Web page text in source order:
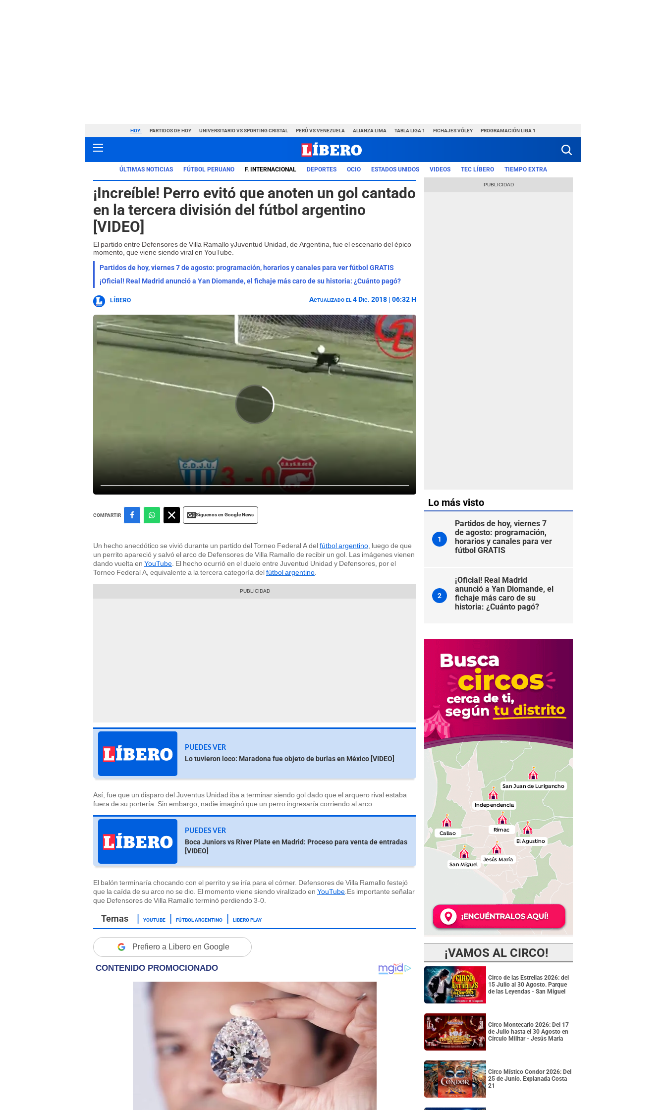
HOY: PARTIDOS DE HOY UNIVERSITARIO VS SPORTING CRISTAL PERÚ VS VENEZUELA ALIANZA LIMA TABLA LIGA 1 FICHAJES VÓLEY PROGRAMACIÓN LIGA 1
ÚLTIMAS NOTICIAS FÚTBOL PERUANO F. INTERNACIONAL DEPORTES OCIO ESTADOS UNIDOS VIDEOS TEC LÍBERO TIEMPO EXTRA
¡Increíble! Perro evitó que anoten un gol cantado
en la tercera división del fútbol argentino
[VIDEO]
El partido entre Defensores de Villa Ramallo yJuventud Unidad, de Argentina, fue el escenario del épico
momento, que viene siendo viral en YouTube.
Partidos de hoy, viernes 7 de agosto: programación, horarios y canales para ver fútbol GRATIS
¡Oficial! Real Madrid anunció a Yan Diomande, el fichaje más caro de su historia: ¿Cuánto pagó?
LÍBERO Actualizado el 4 Dic. 2018 | 06:32 H
COMPARTIR Siguenos en Google News
Un hecho anecdótico se vivió durante un partido del Torneo Federal A delfútbol argentino , luego de que
un perrito apareció y salvó el arco de Defensores de Villa Ramallo de recibir un gol. Las imágenes vienen
dando vuelta en YouTube . El hecho ocurrió en el duelo entre Juventud Unidad y Defensores, por el
Torneo Federal A, equivalente a la tercera categoría delfútbol argentino
PUEDES VER
Lo tuvieron loco: Maradona fue objeto de burlas en México [VIDEO]
Así, fue que un disparo del Juventus Unidad iba a terminar siendo gol dado que el arquero rival estaba
fuera de su portería. Sin embargo, nadie imaginó que un perro ingresaría corriendo al arco.
PUEDES VER
Boca Juniors vs River Plate en Madrid: Proceso para venta de entradas
[VIDEO]
El balón terminaría chocando con el perrito y se iría para el córner. Defensores de Villa Ramallo festejó
que la caída de su arco no se dio. El momento viene siendo viralizado en YouTube .Es importante señalar
que Defensores de Villa Ramallo terminó perdiendo 3-0.
YOUTUBE FÚTBOL ARGENTINO LIBERO PLAY
Prefiero a Libero en Google
Lo más visto
1
Partidos de hoy, viernes 7
de agosto: programación,
horarios y canales para ver
fútbol GRATIS
2
¡Oficial! Real Madrid
anunció a Yan Diomande, el
fichaje más caro de su
historia: ¿Cuánto pagó?
¡VAMOS AL CIRCO!
Circo de las Estrellas 2026: del
15 Julio al 30 Agosto. Parque
de las Leyendas - San Miguel
Circo Montecarlo 2026: Del 17
de Julio hasta el 30 Agosto en
Círculo Militar - Jesús María
Circo Místico Condor 2026: Del
25 de Junio. Explanada Costa
21